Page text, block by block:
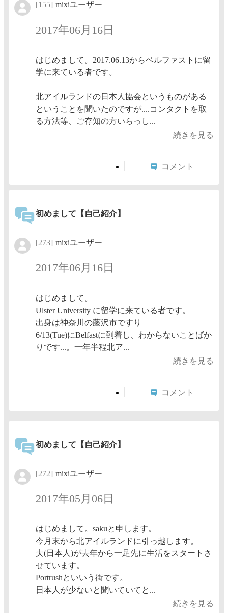
[155] mixiユーザー
2017年06月16日
はじめまして。2017.06.13からベルファストに留
学に来ている者です。
北アイルランドの日本人協会というものがある
ということを聞いたのですが....コンタクトを取
る方法等、ご存知の方いらっし...
続きを見る
コメント
初めまして【自己紹介】
[273] mixiユーザー
2017年06月16日
はじめまして。
Ulster University に留学に来ている者です。
出身は神奈川の藤沢市ですり
6/13(Tue)にBelfastに到着し、わからないことばか
りです...。一年半程北ア...
続きを見る
コメント
初めまして【自己紹介】
[272] mixiユーザー
2017年05月06日
はじめまして。sakuと申します。
今月末から北アイルランドに引っ越します。
夫(日本人)が去年から一足先に生活をスタートさ
せています。
Portrushといいう街です。
日本人が少ないと聞いていてと...
続きを見る